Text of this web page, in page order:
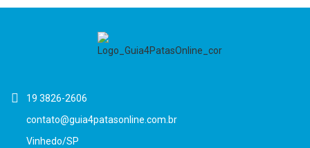
19 3826-2606
contato@guia4patasonline.com.br
Vinhedo/SP